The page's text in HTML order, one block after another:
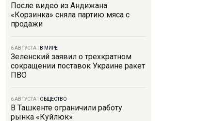
После видео из Андижана
«Корзинка» сняла партию мяса с
продажи
6 АВГУСТА В МИРЕ
Зеленский заявил о трехкратном
сокращении поставок Украине ракет
ПВО
6 АВГУСТА ОБЩЕСТВО
В Ташкенте ограничили работу
рынка «Куйлюк»